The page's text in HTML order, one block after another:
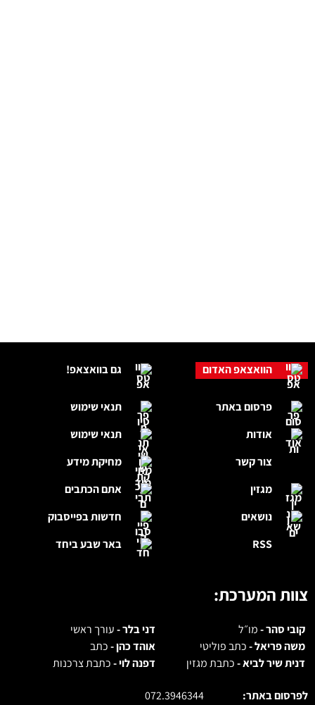
גם בוואצאפ!
תנאי שימוש
תנאי שימוש
מחיקת מידע
אתם הכתבים
חדשות בפייסבוק
באר שבע ביחד
הוואצאפ האדום
פרסום באתר
אודות
צור קשר
מגזין
נושאים
RSS
צוות המערכת:
קובי סהר -מו״ל דני בלר -עורך ראשי
משה פריאל -כתב פוליטי אוהד כהן -כתב
דנית שיר לביא -כתבת מגזין דפנה לוי -כתבת צרכנות
לפרסום באתר:
072.3946344